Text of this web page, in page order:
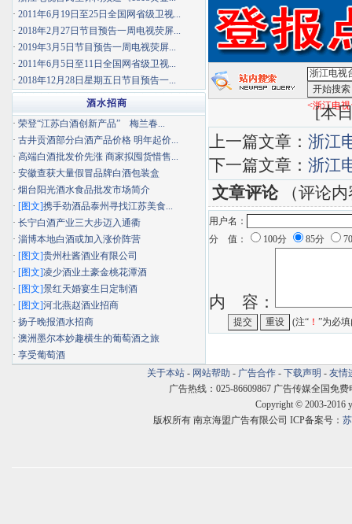
<浙江电
[本
上一篇文章： 浙江
下一篇文章： 浙江
文章评论（评论内
用户名：
分 值：
100分 85分
内 容：
(注“ ！ ”为必
· 2011年6月19日至25日全国网省级卫视...
· 2018年2月27日节目预告一周电视荧屏...
· 2019年3月5日节目预告一周电视荧屏...
· 2011年6月5日至11日全国网省级卫视...
· 2018年12月28日星期五日节目预告一...
酒水招商
· 荣登“江苏白酒创新产品” 梅兰春...
· 古井贡酒部分白酒产品价格 明年起价...
· 高端白酒批发价先涨 商家拟囤货惜售...
· 安徽查获大量假冒品牌白酒包装盒
· 烟台阳光酒水食品批发市场简介
· [图文]携手劲酒品泰州寻找江苏美食...
· 长宁白酒产业三大步迈入通衢
· 淄博本地白酒或加入涨价阵营
· [图文]贵州杜酱酒业有限公司
· [图文]凌少酒业土豪金桃花潭酒
· [图文]景红天婚宴生日定制酒
· [图文]河北燕赵酒业招商
· 扬子晚报酒水招商
· 澳洲墨尔本妙趣横生的葡萄酒之旅
· 享受葡萄酒
关于本站 - 网站帮助 - 广告合作 - 下载声明 - 友情
广告热线：025-86609867 广告传媒全国免费
Copyright © 2003-2016
版权所有 南京海盟广告有限公司 ICP备案号：